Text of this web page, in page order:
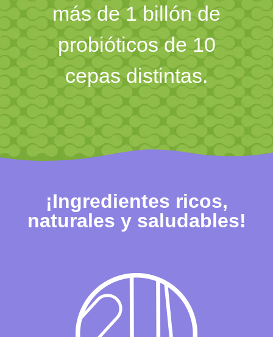
más de 1 billón de
probióticos de 10
cepas distintas.
¡Ingredientes ricos,
naturales y saludables!